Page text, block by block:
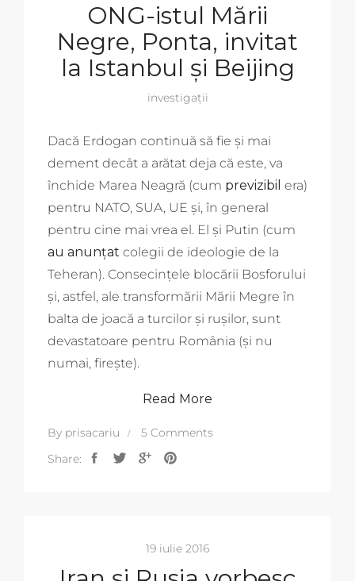
ONG-istul Mării
Negre, Ponta, invitat
la Istanbul și Beijing
investigații
Dacă Erdogan continuă să fie și mai
dement decât a arătat deja că este, va
închide Marea Neagră (cum previzibil era)
pentru NATO, SUA, UE și, în general
pentru cine mai vrea el. El și Putin (cum
au anunțat colegii de ideologie de la
Teheran). Consecințele blocării Bosforului
și, astfel, ale transformării Mării Megre în
balta de joacă a turcilor și rușilor, sunt
devastatoare pentru România (și nu
numai, firește).
Read More
By prisacariu
5 Comments
Share:
19 iulie 2016